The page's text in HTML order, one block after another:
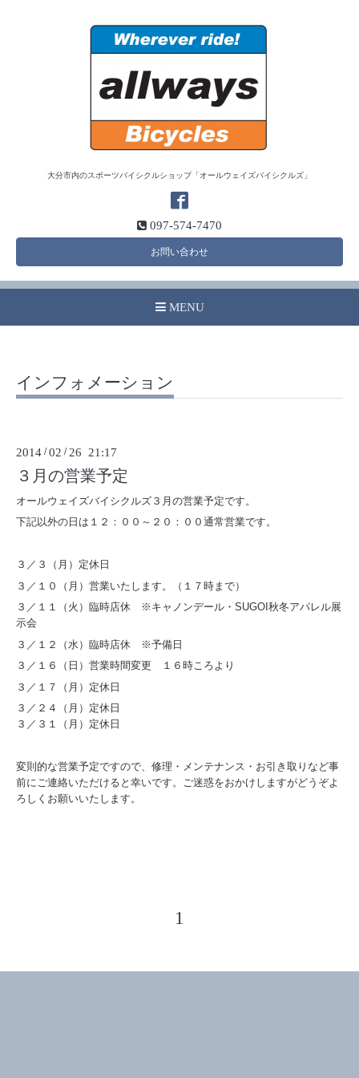
大分市内のスポーツバイシクルショップ「オールウェイズバイシクルズ」
097-574-7470
お問い合わせ
MENU
インフォメーション
2014 /02 / 26 21:17
３月の営業予定
オールウェイズバイシクルズ３月の営業予定です。
下記以外の日は１２：００～２０：００通常営業です。
３／３（月）定休日
３／１０（月）営業いたします。（１７時まで）
３／１１（火）臨時店休 ※キャノンデール・SUGOI秋冬アパレル展
示会
３／１２（水）臨時店休 ※予備日
３／１６（日）営業時間変更 １６時ころより
３／１７（月）定休日
３／２４（月）定休日
３／３１（月）定休日
変則的な営業予定ですので、修理・メンテナンス・お引き取りなど事
前にご連絡いただけると幸いです。ご迷惑をおかけしますがどうぞよ
ろしくお願いいたします。
1